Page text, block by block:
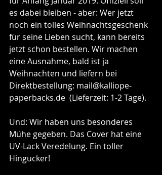
es dabei bleiben - aber: Wer jetzt
noch ein tolles Weihnachtsgeschenk
für seine Lieben sucht, kann bereits
jetzt schon bestellen. Wir machen
eine Ausnahme, bald ist ja
Weihnachten und liefern bei
Direktbestellung: mail@kalliope-
paperbacks.de  (Lieferzeit: 1-2 Tage).
Und: Wir haben uns besonderes
Mühe gegeben. Das Cover hat eine
UV-Lack Veredelung. Ein toller
Hingucker!